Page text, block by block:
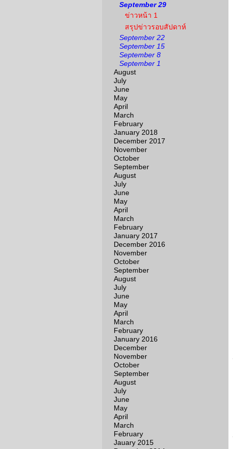
September 29
ข่าวหน้า 1
สรุปข่าวรอบสัปดาห์
September 22
September 15
September 8
September 1
August
July
June
May
April
March
February
January 2018
December 2017
November
October
September
August
July
June
May
April
March
February
January 2017
December 2016
November
October
September
August
July
June
May
April
March
February
January 2016
December
November
October
September
August
July
June
May
April
March
February
Jauary 2015